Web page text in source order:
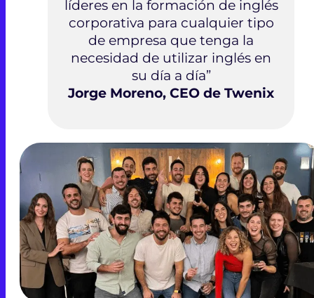
líderes en la formación de inglés
corporativa para cualquier tipo
de empresa que tenga la
necesidad de utilizar inglés en
su día a día”
Jorge Moreno, CEO de Twenix